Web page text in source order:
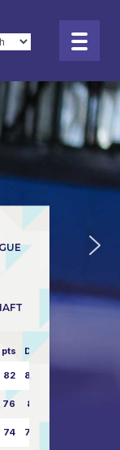
pts Dampf
82 87:24
76 81:21
74 79:26